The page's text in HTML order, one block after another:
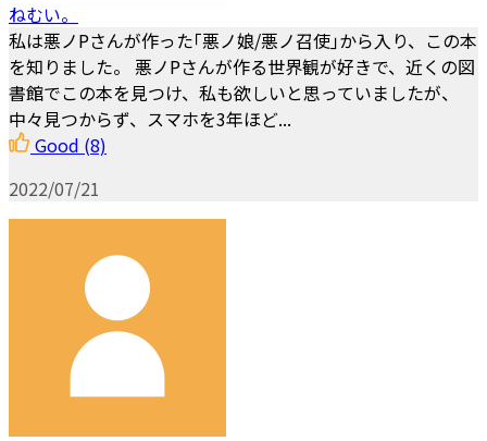
ねむい。
私は悪ノPさんが作った｢悪ノ娘/悪ノ召使｣から入り、この本
を知りました。 悪ノPさんが作る世界観が好きで、近くの図
書館でこの本を見つけ、私も欲しいと思っていましたが、
中々見つからず、スマホを3年ほど...
Good (8)
2022/07/21